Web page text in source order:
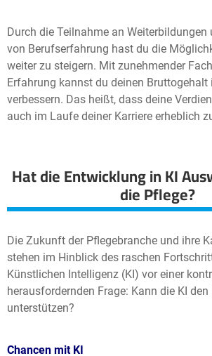
Durch die Teilnahme an
von Berufserfahrung hast du die
weiter zu steigern. Mit zunehmender
Erfahrung kannst du deinen Bruttogehalt
verbessern. Das heißt, dass deine
auch im Laufe deiner Karriere erheblich
Hat die Entwicklung in KI
die Pflege?
Die Zukunft der Pflegebranche und ihre
stehen im Hinblick des raschen
Künstlichen Intelligenz (KI) vor einer
herausfordernden Frage: Kann die KI den
unterstützen?
Chancen mit KI